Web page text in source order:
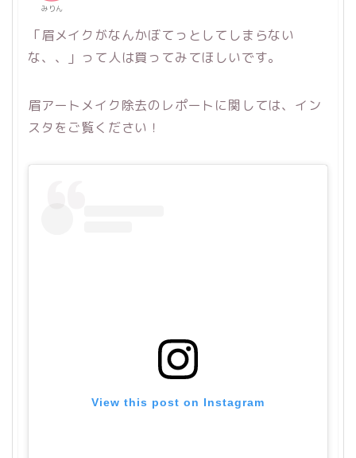
みりん
「眉メイクがなんかぼてっとしてしまらない
な、、」って人は買ってみてほしいです。
眉アートメイク除去のレポートに関しては、イン
スタをご覧ください！
View this post on Instagram